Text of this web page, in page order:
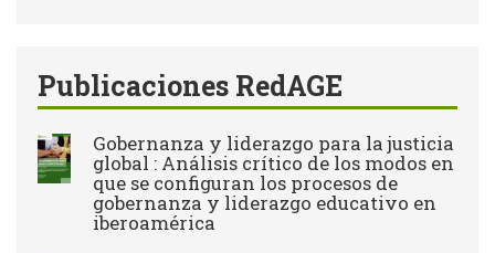
Publicaciones RedAGE
Gobernanza y liderazgo para la justicia
global : Análisis crítico de los modos en
que se configuran los procesos de
gobernanza y liderazgo educativo en
iberoamérica